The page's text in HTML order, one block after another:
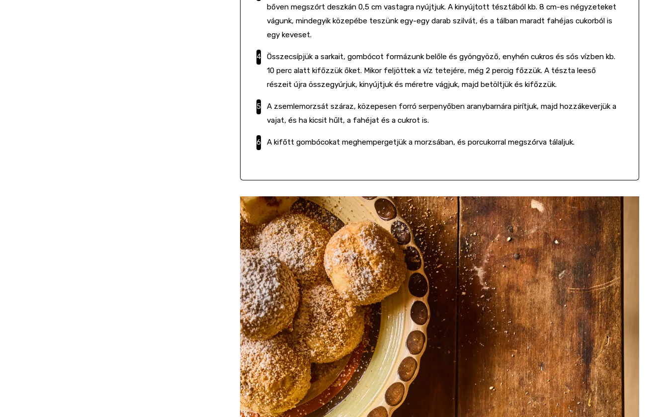
bőven megszórt deszkán 0,5 cm vastagra nyújtjuk. A kinyújtott tésztából kb. 8 cm-es négyzeteket
vágunk, mindegyik közepébe teszünk egy-egy darab szilvát, és a tálban maradt fahéjas cukorból is
egy keveset.
Összecsípjük a sarkait, gombócot formázunk belőle és gyöngyöző, enyhén cukros és sós vízben kb.
10 perc alatt kifőzzük őket. Mikor feljöttek a víz tetejére, még 2 percig főzzük. A tészta leeső
részeit újra összegyúrjuk, kinyújtjuk és méretre vágjuk, majd betöltjük és kifőzzük.
A zsemlemorzsát száraz, közepesen forró serpenyőben aranybarnára pirítjuk, majd hozzákeverjük a
vajat, és ha kicsit hűlt, a fahéjat és a cukrot is.
A kifőtt gombócokat meghempergetjük a morzsában, és porcukorral megszórva tálaljuk.